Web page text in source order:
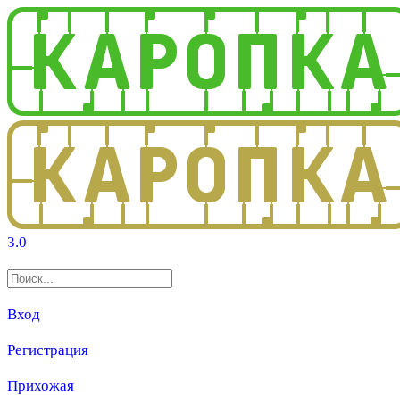
3.0
Вход
Регистрация
Прихожая